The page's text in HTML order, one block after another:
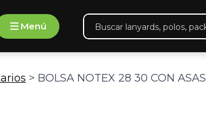
Menú
Búsqueda
> BOLSA NOTEX 28 30 CON ASAS